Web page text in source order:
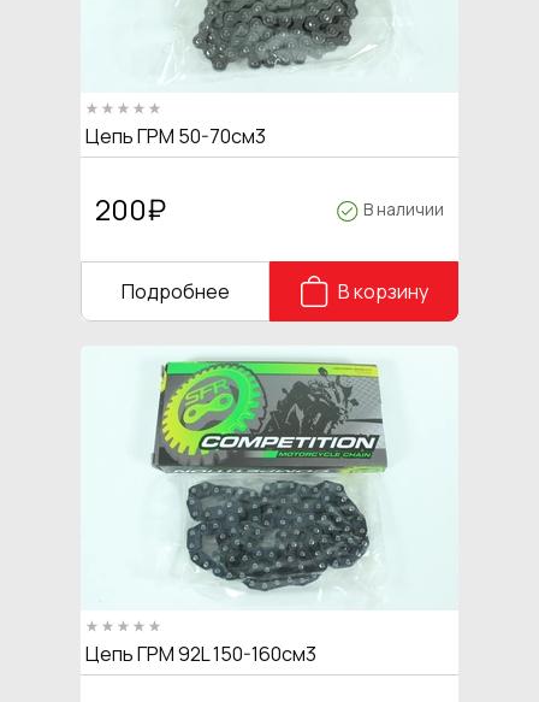
Цепь ГРМ 50-70см3
200₽ В наличии
Подробнее В корзину
Цепь ГРМ 92L 150-160см3